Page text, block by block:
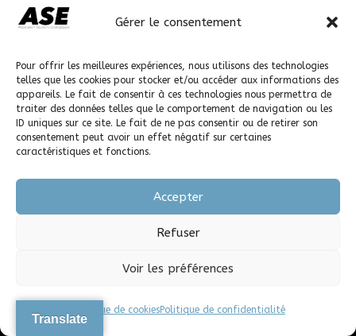
Gérer le consentement
Pour offrir les meilleures expériences, nous utilisons des technologies
telles que les cookies pour stocker et/ou accéder aux informations des
appareils. Le fait de consentir à ces technologies nous permettra de
traiter des données telles que le comportement de navigation ou les
ID uniques sur ce site. Le fait de ne pas consentir ou de retirer son
consentement peut avoir un effet négatif sur certaines
caractéristiques et fonctions.
Accepter
Refuser
Voir les préférences
Politique de cookiesPolitique de confidentialité
climatique.
Une association indépendante à but non-lucratif, apolitique et
Liens utiles
Politique de confidentialité
Politique de cookies
Inscription à la newsletter
Translate